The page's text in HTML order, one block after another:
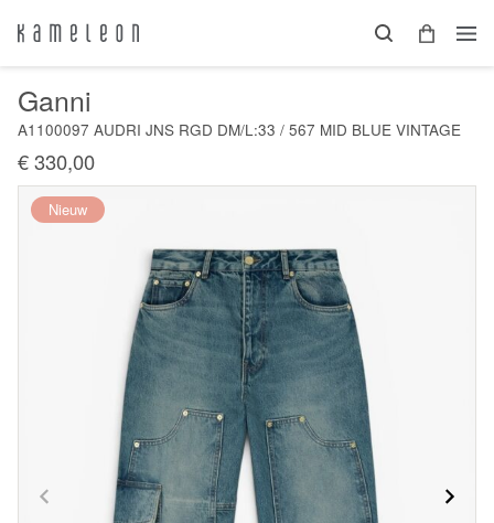
Ganni
A1100097 AUDRI JNS RGD DM/L:33 / 567 MID BLUE VINTAGE
€ 330,00
Nieuw